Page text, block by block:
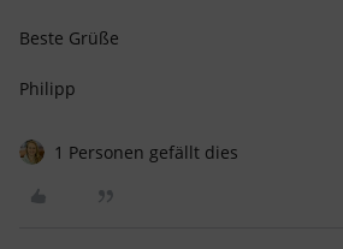
Beste Grüße
Philipp
1 Personen gefällt dies